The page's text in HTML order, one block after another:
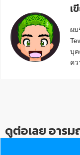
เ
ผ
บุค
ค
ดูต่อเลย อาร